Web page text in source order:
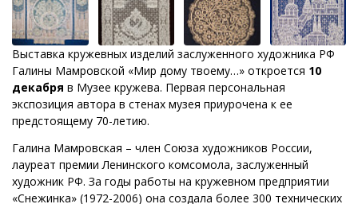
Выставка кружевных изделий заслуженного художника РФ
Галины Мамровской «Мир дому твоему…» откроется 10
декабря в Музее кружева. Первая персональная
экспозиция автора в стенах музея приурочена к ее
предстоящему 70-летию.
Галина Мамровская – член Союза художников России,
лауреат премии Ленинского комсомола, заслуженный
художник РФ. За годы работы на кружевном предприятии
«Снежинка» (1972-2006) она создала более 300 технических